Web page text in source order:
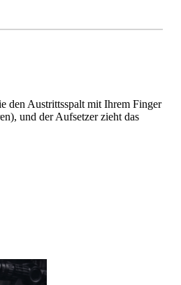
den Austrittsspalt mit Ihrem Finger
und der Aufsetzer zieht das